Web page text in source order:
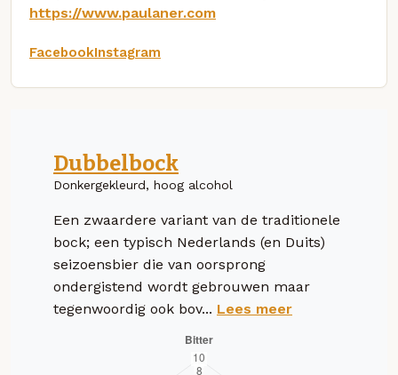
https://www.paulaner.com
FacebookInstagram
Dubbelbock
Donkergekleurd, hoog alcohol
Een zwaardere variant van de traditionele
bock; een typisch Nederlands (en Duits)
seizoensbier die van oorsprong
ondergistend wordt gebrouwen maar
tegenwoordig ook bov... Lees meer